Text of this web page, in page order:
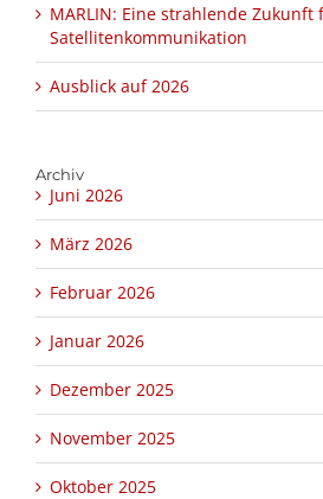
MARLIN: Eine strahlende
Satellitenkommunikation
Ausblick auf 2026
Archiv
Juni 2026
März 2026
Februar 2026
Januar 2026
Dezember 2025
November 2025
Oktober 2025